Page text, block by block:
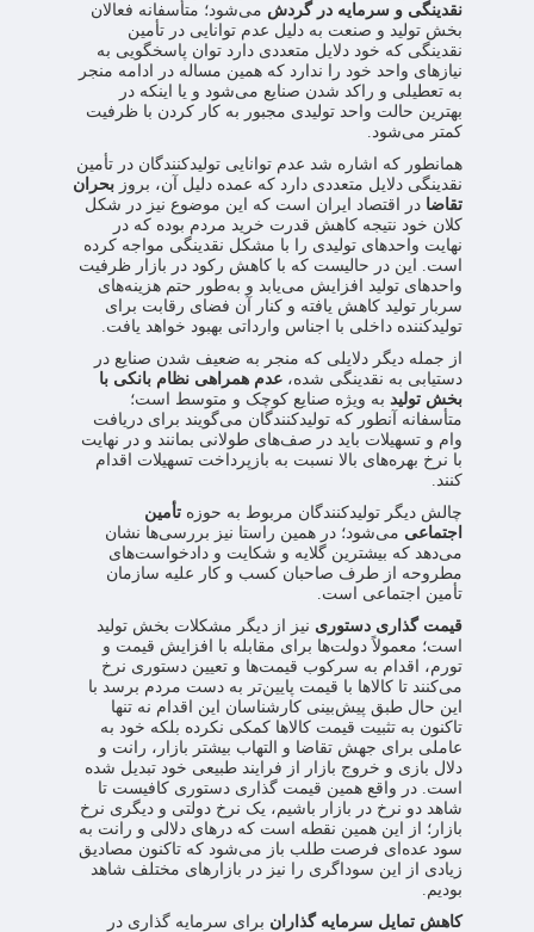
نقدینگی و سرمایه در گردش می‌شود؛ متأسفانه فعالان
بخش تولید و صنعت به دلیل عدم توانایی در تأمین
نقدینگی که خود دلایل متعددی دارد توان پاسخگویی به
نیازهای واحد خود را ندارد که همین مساله در ادامه منجر
به تعطیلی و راکد شدن صنایع می‌شود و یا اینکه در
بهترین حالت واحد تولیدی مجبور به کار کردن با ظرفیت
کمتر می‌شود.
همانطور که اشاره شد عدم توانایی تولیدکنندگان در تأمین
نقدینگی دلایل متعددی دارد که عمده دلیل آن، بروز بحران
تقاضا در اقتصاد ایران است که این موضوع نیز در شکل
کلان خود نتیجه کاهش قدرت خرید مردم بوده که در
نهایت واحدهای تولیدی را با مشکل نقدینگی مواجه کرده
است. این در حالیست که با کاهش رکود در بازار ظرفیت
واحدهای تولید افزایش می‌یابد و به‌طور حتم هزینه‌های
سربار تولید کاهش یافته و کنار آن فضای رقابت برای
تولیدکننده داخلی با اجناس وارداتی بهبود خواهد یافت.
از جمله دیگر دلایلی که منجر به ضعیف شدن صنایع در
دستیابی به نقدینگی شده، عدم همراهی نظام بانکی با
بخش تولید به ویژه صنایع کوچک و متوسط است؛
متأسفانه آنطور که تولیدکنندگان می‌گویند برای دریافت
وام و تسهیلات باید در صف‌های طولانی بمانند و در نهایت
با نرخ بهره‌های بالا نسبت به بازپرداخت تسهیلات اقدام
کنند.
چالش دیگر تولیدکنندگان مربوط به حوزه تأمین
اجتماعی می‌شود؛ در همین راستا نیز بررسی‌ها نشان
می‌دهد که بیشترین گلایه و شکایت و دادخواست‌های
مطروحه از طرف صاحبان کسب و کار علیه سازمان
تأمین اجتماعی است.
قیمت گذاری دستوری نیز از دیگر مشکلات بخش تولید
است؛ معمولاً دولت‌ها برای مقابله با افزایش قیمت و
تورم، اقدام به سرکوب قیمت‌ها و تعیین دستوری نرخ
می‌کنند تا کالاها با قیمت پایین‌تر به دست مردم برسد با
این حال طبق پیش‌بینی کارشناسان این اقدام نه تنها
تاکنون به تثبیت قیمت کالاها کمکی نکرده بلکه خود به
عاملی برای جهش تقاضا و التهاب بیشتر بازار، رانت و
دلال بازی و خروج بازار از فرایند طبیعی خود تبدیل شده
است. در واقع همین قیمت گذاری دستوری کافیست تا
شاهد دو نرخ در بازار باشیم، یک نرخ دولتی و دیگری نرخ
بازار؛ از این همین نقطه است که درهای دلالی و رانت به
سود عده‌ای فرصت طلب باز می‌شود که تاکنون مصادیق
زیادی از این سوداگری را نیز در بازارهای مختلف شاهد
بودیم.
کاهش تمایل سرمایه گذاران برای سرمایه گذاری در